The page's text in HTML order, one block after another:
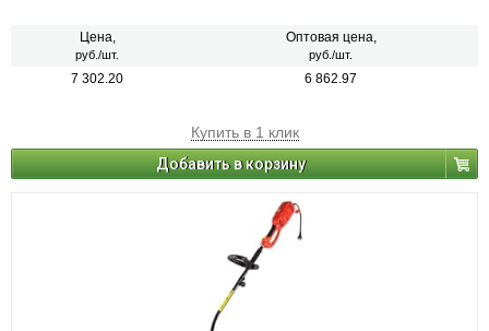
Цена,
руб./шт.
Оптовая цена,
руб./шт.
7 302.20 6 862.97
Купить в 1 клик
Добавить в корзину